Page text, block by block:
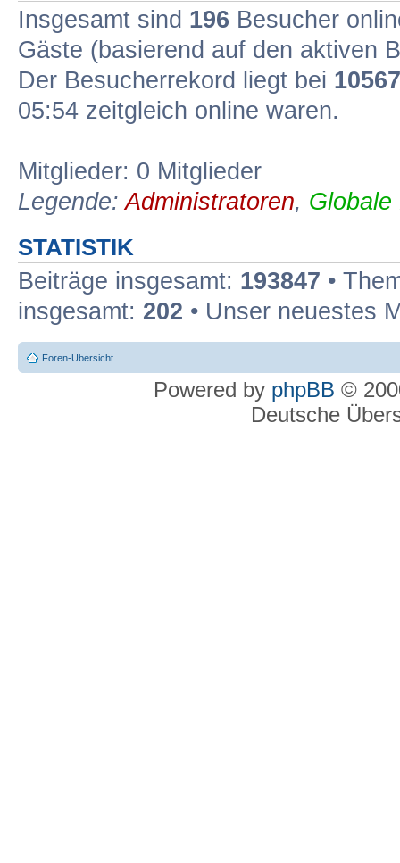
Insgesamt sind 196 Besucher
Gäste (basierend auf den aktiven
Der Besucherrekord liegt bei 10567
05:54 zeitgleich online waren.
Mitglieder: 0 Mitglieder
Legende:Administratoren, Globale
STATISTIK
Beiträge insgesamt: 193847 •
insgesamt: 202 • Unser neuestes
Foren-Übersicht
Powered by phpBB ©
Deutsche